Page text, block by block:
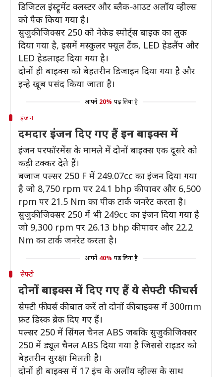
डिजिटल इंस्ट्रूमेंट क्लस्टर और ब्लैक-आउट अलॉय व्हील्स
को पैक किया गया है।
सुजुकी जिक्सर 250 को नेकेड स्पोर्ट्स बाइक का लुक
दिया गया है, इसमें मस्कुलर फ्यूल टैंक, LED हेडलैंप और
LED हेडलाइट दिया गया है।
दोनों ही बाइक्स को बेहतरीन डिजाइन दिया गया है और
इन्हे खूब पसंद किया जाता है।
आपने 20% पढ़ लिया है
इंजन
दमदार इंजन दिए गए हैं इन बाइक्स में
इंजन परफॉरमेंस के मामले में दोनों बाइक्स एक दूसरे को
कड़ी टक्कर देते हैं।
बजाज पल्सर 250 F में 249.07cc का इंजन दिया गया
है जो 8,750 rpm पर 24.1 bhp की पावर और 6,500
rpm पर 21.5 Nm का पीक टार्क जनरेट करता है।
सुजुकी जिक्सर 250 में भी 249cc का इंजन दिया गया है
जो 9,300 rpm पर 26.13 bhp की पावर और 22.2
Nm का टार्क जनरेट करता है।
आपने 40% पढ़ लिया है
सेफ्टी
दोनों बाइक्स में दिए गए हैं ये सेफ्टी फीचर्स
सेफ्टी फीचर्स की बात करें तो दोनों की बाइक्स में 300mm
फ्रंट डिस्क ब्रेक दिए गए हैं।
पल्सर 250 में सिंगल चैनल ABS जबकि सुजुकी जिक्सर
250 में ड्यूल चैनल ABS दिया गया है जिससे राइडर को
बेहतरीन सुरक्षा मिलती है।
दोनों ही बाइक्स में 17 इंच के अलॉय व्हील्स के साथ